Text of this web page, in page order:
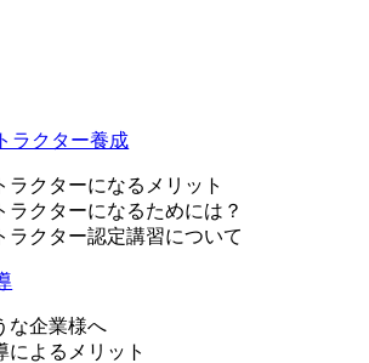
ラクター養成
ラクターになるメリット
ラクターになるためには？
ラクター認定講習について
な企業様へ
によるメリット